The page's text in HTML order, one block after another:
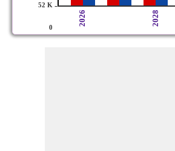
52 K
0
-
2026 2028